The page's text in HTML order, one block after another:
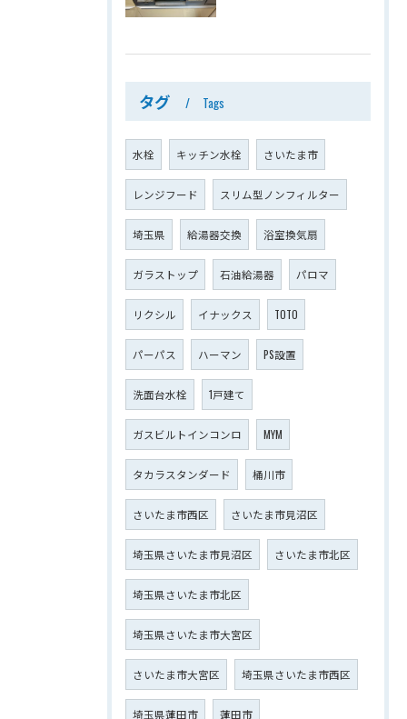
タグ Tags
水栓 キッチン水栓 さいたま市
レンジフード スリム型ノンフィルター
埼玉県 給湯器交換 浴室換気扇
ガラストップ 石油給湯器 パロマ
リクシル イナックス TOTO
パーパス ハーマン PS設置
洗面台水栓 1戸建て
ガスビルトインコンロ MYM
タカラスタンダード 桶川市
さいたま市西区 さいたま市見沼区
埼玉県さいたま市見沼区 さいたま市北区
埼玉県さいたま市北区
埼玉県さいたま市大宮区
さいたま市大宮区 埼玉県さいたま市西区
埼玉県蓮田市 蓮田市